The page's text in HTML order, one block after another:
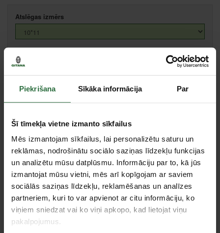
Piekrišana Sīkāka informācija Par
Šī tīmekļa vietne izmanto sīkfailus
Mēs izmantojam sīkfailus, lai personalizētu saturu un
reklāmas, nodrošinātu sociālo saziņas līdzekļu funkcijas
un analizētu mūsu datplūsmu. Informāciju par to, kā jūs
izmantojat mūsu vietni, mēs arī kopīgojam ar saviem
sociālās saziņas līdzekļu, reklamēšanas un analīzes
partneriem, kuri to var apvienot ar citu informāciju, ko
viņiem sniedzat vai ko viņi apkopo, kad lietojat viņu
pakalpojumus.
Atslēgas izmērs
Ielikt grozā
Centrālā noliktava, (uzzināt vairāk šeit, )
Citas noliktavas, (uzzināt vairāk šeit, )
Specifikācija
Tips Uzgriežņatslēgas ar atvērtiem galiem